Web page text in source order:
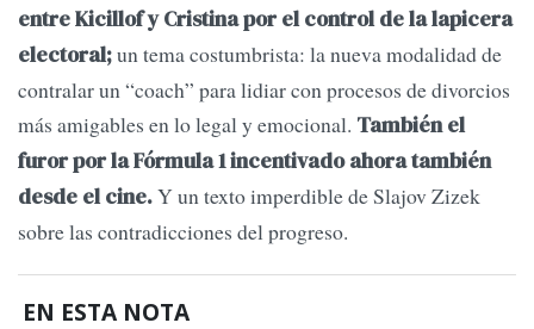
entre Kicillof y Cristina por el control de la lapicera
electoral;un tema costumbrista: la nueva modalidad de
contralar un “coach” para lidiar con procesos de divorcios
más amigables en lo legal y emocional. También el
furor por la Fórmula 1 incentivado ahora también
desde el cine.Y un texto imperdible de Slajov Zizek
sobre las contradicciones del progreso.
EN ESTA NOTA